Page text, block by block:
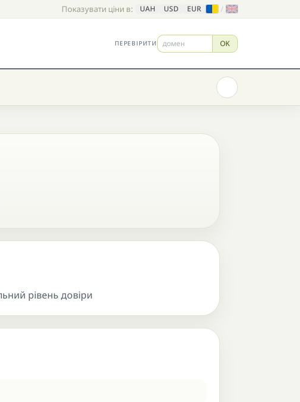
Показувати ціни в: UAH USD EUR /
ПЕРЕВІРИТИ OK
рівень довіри